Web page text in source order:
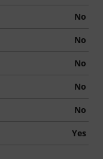
No
No
No
No
No
Yes